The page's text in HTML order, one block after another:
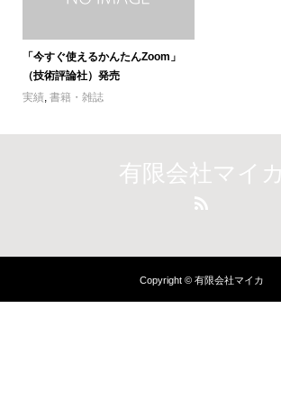
「今すぐ使えるかんたんZoom」
（技術評論社）発売
実績, 書籍・雑誌
有限会社マイカ
Copyright © 有限会社マイカ